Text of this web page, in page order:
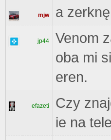
mjw a
jp44
Venom
oba mi
eren.
efazeti
Czy
ie na